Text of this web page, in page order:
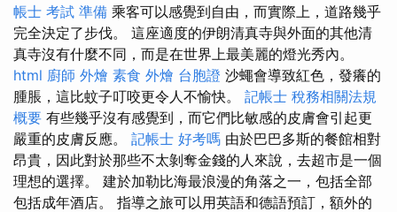
帳士 考試 準備 乘客可以感覺到自由，而實際上，道路幾乎
完全決定了步伐。 這座適度的伊朗清真寺與外面的其他清
真寺沒有什麼不同，而是在世界上最美麗的燈光秀內。
html 廚師 外燴 素食 外燴 台胞證 沙蠅會導致紅色，發癢的
腫脹，這比蚊子叮咬更令人不愉快。 記帳士 稅務相關法規
概要 有些幾乎沒有感覺到，而它們比敏感的皮膚會引起更
嚴重的皮膚反應。 記帳士 好考嗎 由於巴巴多斯的餐館相對
昂貴，因此對於那些不太剝奪金錢的人來說，去超市是一個
理想的選擇。 建於加勒比海最浪漫的角落之一，包括全部
包括成年酒店。 指導之旅可以用英語和德語預訂，額外的